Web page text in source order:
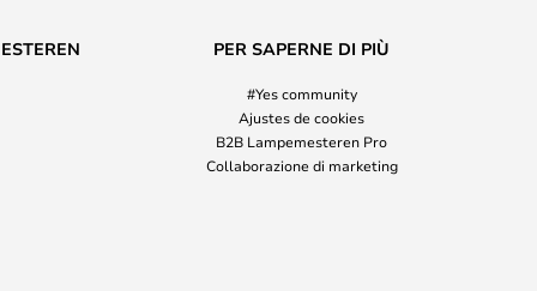
PER SAPERNE DI PIÙ
#Yes community
Ajustes de cookies
B2B Lampemesteren Pro
Collaborazione di marketing